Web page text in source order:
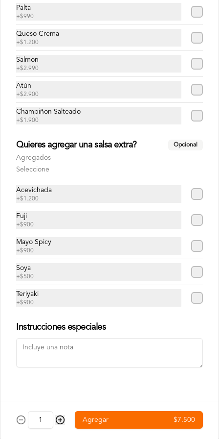
Pan, carne smash de 120g, queso
Pan, DOBLE CARNE smash de 120g,
DOBLE QUESO americano, lechuga,
Pan, carne smash de 120g, queso
americano, pimentones rojos dulces,
tocino crocante y salsa spicy (levemente
Bebestibles
Agua Mineral
Palta
+$990
Queso Crema
+$1.200
Salmon
+$2.990
Atún
+$2.900
Champiñon Salteado
+$1.900
Quieres agregar una salsa extra? Opcional
Agregados
Seleccione
Acevichada
+$1.200
Fuji
+$900
Mayo Spicy
+$900
Soya
+$500
Teriyaki
+$900
Instrucciones especiales
Agregar $7.500